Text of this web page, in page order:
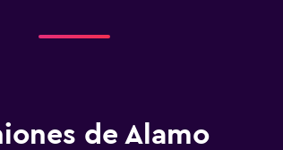
de Alamo